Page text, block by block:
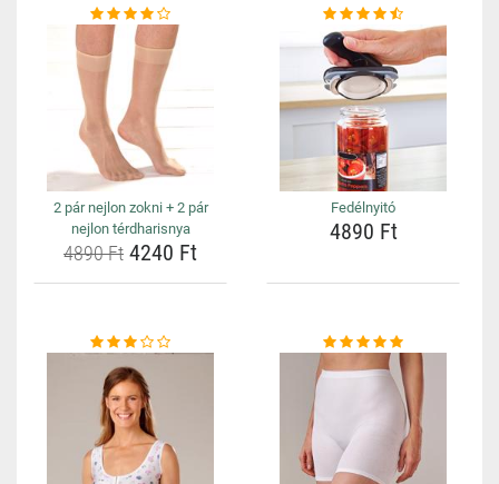
2 pár nejlon zokni + 2 pár
nejlon térdharisnya
4890 Ft 4240 Ft
Fedélnyitó
4890 Ft